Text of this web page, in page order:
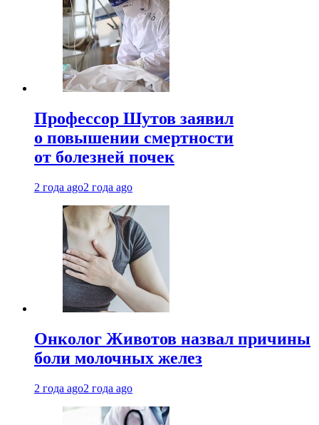
Профессор Шутов заявил
о повышении смертности
от болезней почек
2 года ago2 года ago
Онколог Животов назвал причины
боли молочных желез
2 года ago2 года ago